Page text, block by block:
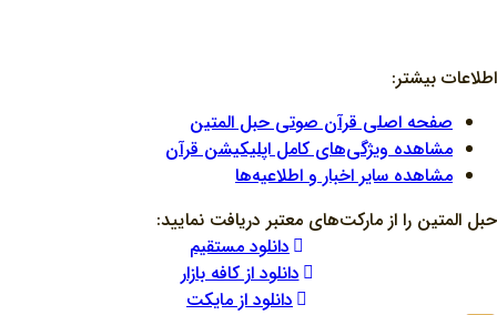
اطلاعات بیشتر:
صفحه اصلی قرآن صوتی حبل المتین
مشاهده ویژگی‌های کامل اپلیکیشن قرآن
مشاهده سایر اخبار و اطلاعیه‌ها
حبل المتین را از مارکت‌های معتبر دریافت نمایید:
دانلود مستقیم
دانلود از کافه بازار
دانلود از مایکت